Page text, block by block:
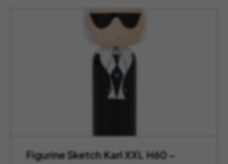
Figurine Sketch Karl XXL H60 –